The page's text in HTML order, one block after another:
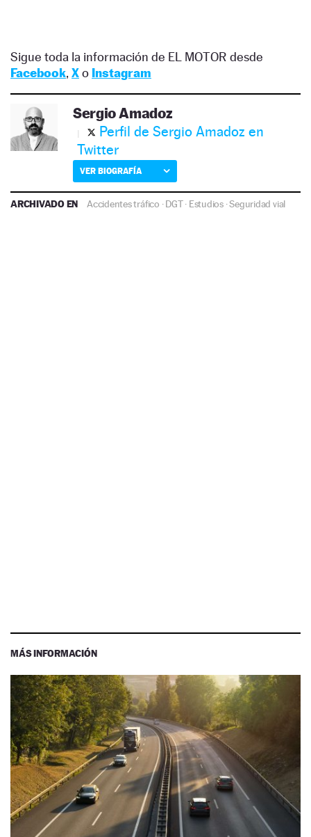
Sigue toda la información de EL MOTOR desde
Facebook, Xo Instagram
Sergio Amadoz
Perfil de Sergio Amadoz en
Twitter
VER BIOGRAFÍA
ARCHIVADO EN Accidentes tráfico ·DGT· Estudios ·Seguridad vial
MÁS INFORMACIÓN